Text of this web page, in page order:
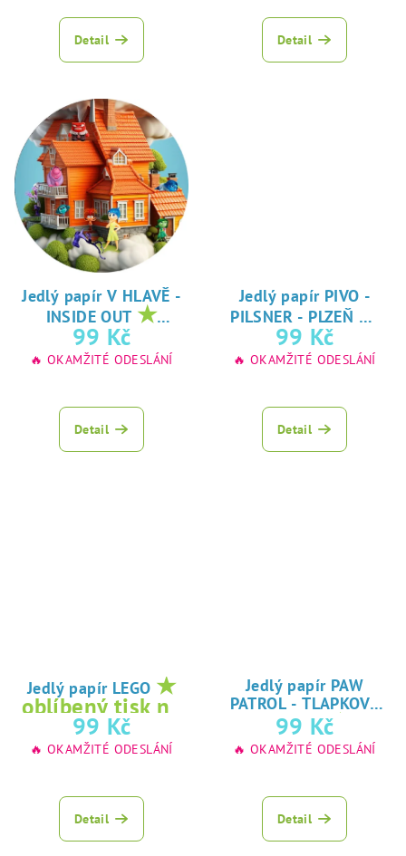
Detail Detail
Jedlý papír V HLAVĚ -
INSIDE OUT ★
oblíbený tisk na
jedlý papír
99 Kč
🔥 OKAMŽITÉ ODESLÁNÍ
Detail
Jedlý papír PIVO -
PILSNER - PLZEŇ ★
oblíbený tisk na
jedlý papír
99 Kč
🔥 OKAMŽITÉ ODESLÁNÍ
Detail
Jedlý papír LEGO ★
oblíbený tisk na
jedlý papír
99 Kč
🔥 OKAMŽITÉ ODESLÁNÍ
Detail
Jedlý papír PAW
PATROL - TLAPKOVÁ
PATROLA★
oblíbený tisk na
jedlý papír
99 Kč
🔥 OKAMŽITÉ ODESLÁNÍ
Detail